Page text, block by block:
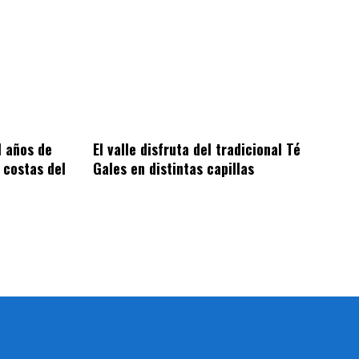
de
del
El valle disfruta del tradicional Té
Gales en distintas capillas